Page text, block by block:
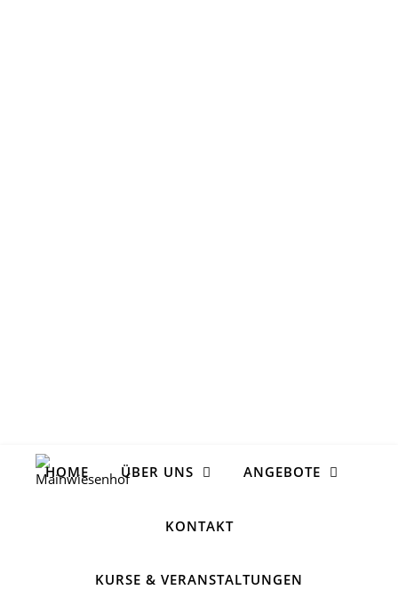
HOME ÜBER UNS ANGEBOTE
KONTAKT
KURSE & VERANSTALTUNGEN